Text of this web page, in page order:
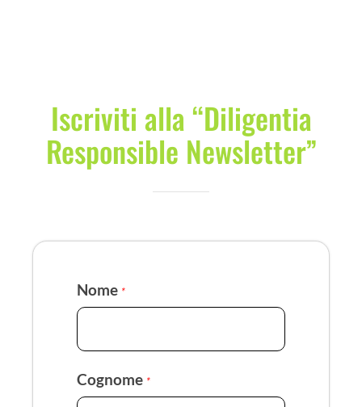
Iscriviti alla “Diligentia
Responsible Newsletter”
Nome *
Cognome *